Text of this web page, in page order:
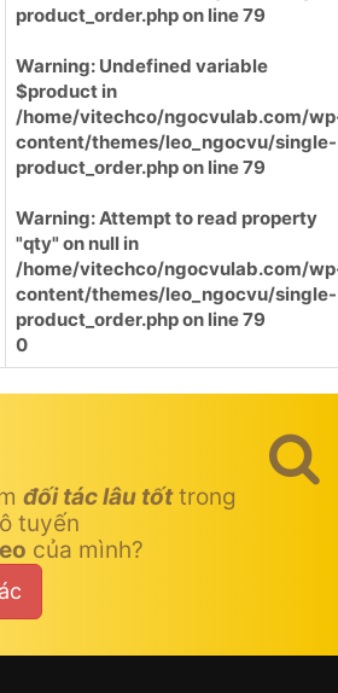
product_order.phpon line79
Warning: Undefined variable
$product in
/home/vitechco/ngocvulab.com/
content/themes/leo_ngocvu/single-
product_order.phpon line79
Warning: Attempt to read property
"qty" on null in
/home/vitechco/ngocvulab.com/
content/themes/leo_ngocvu/single-
product_order.phpon line79
0
đối tác lâu tốttrong
tuyến
của mình?